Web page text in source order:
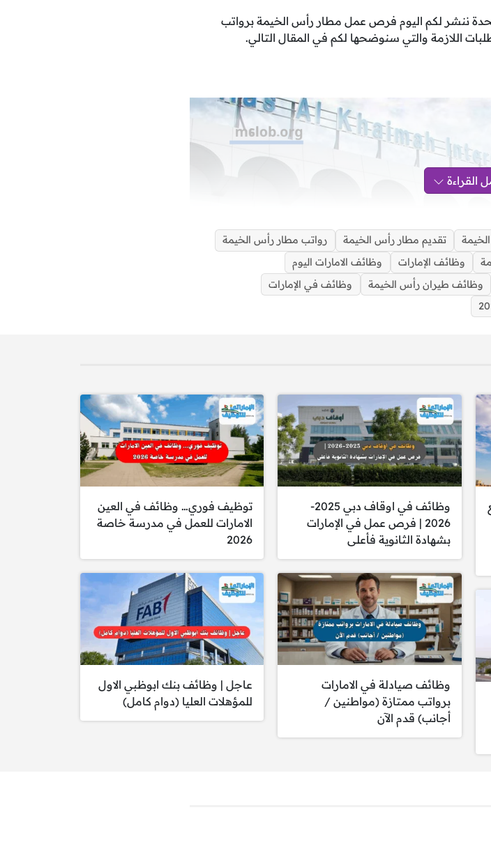
ننشر لكم اليوم فرص عمل مطار رأس الخيمة برواتب
اللازمة والتي سنوضحها لكم في المقال التالي.
المتعلقة بالطائرات.
لضمان سير العمل وتلبية احتياجات الصيانة.
الجودة والكفاءة.
المشكلات المتعلقة بالصيانة.
لإتمام العمل.
والسلامة.
عنه.
ضمن الجدول الزمني.
أو العمليات.
في حالة جيدة.
القراءة
تقديم مطار رأس الخيمة
رواتب مطار رأس الخيمة
وظائف الإمارات
وظائف الامارات اليوم
وظائف طيران رأس الخيمة
وظائف في الإمارات
وظائف في اوقاف دبي 2025-
2026 | فرص عمل في الإمارات
بشهادة الثانوية فأعلى
وظائف صيادلة في الامارات
برواتب ممتازة (مواطنين /
أجانب) قدم الآن
توظيف فوري… وظائف في العين
الامارات للعمل في مدرسة خاصة
2026
عاجل | وظائف بنك ابوظبي الاول
للمؤهلات العليا (دوام كامل)